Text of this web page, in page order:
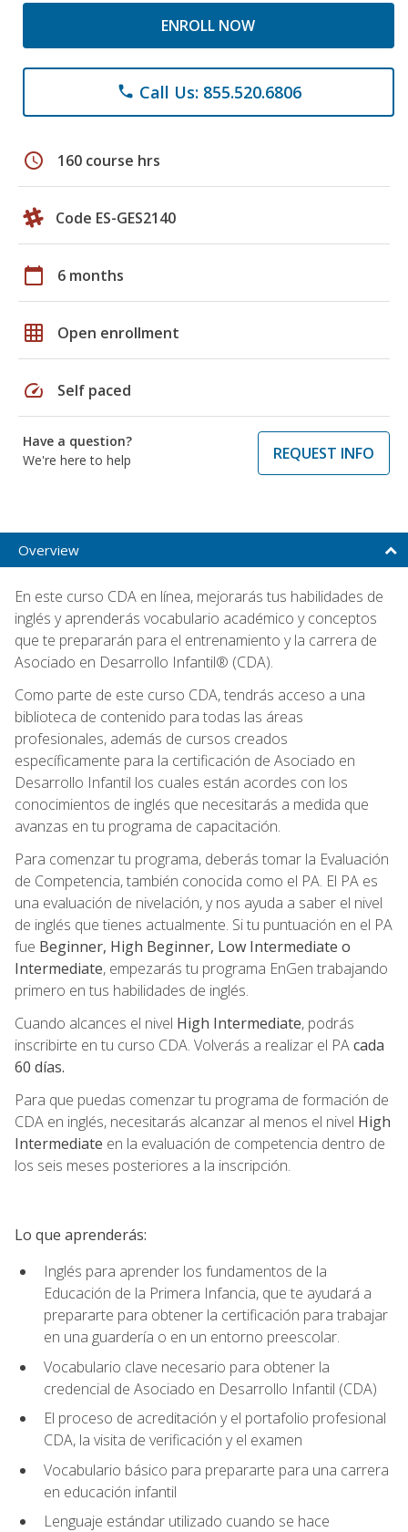
ENROLL NOW
phone Call Us: 855.520.6806
schedule 160 course hrs
Code ES-GES2140
calendar_today 6 months
grid_on Open enrollment
speed Self paced
Have a question?
We're here to help
REQUEST INFO
Overview
En este curso CDA en línea, mejorarás tus habilidades de
inglés y aprenderás vocabulario académico y conceptos
que te prepararán para el entrenamiento y la carrera de
Asociado en Desarrollo Infantil® (CDA).
Como parte de este curso CDA, tendrás acceso a una
biblioteca de contenido para todas las áreas
profesionales, además de cursos creados
específicamente para la certificación de Asociado en
Desarrollo Infantil los cuales están acordes con los
conocimientos de inglés que necesitarás a medida que
avanzas en tu programa de capacitación.
Para comenzar tu programa, deberás tomar la Evaluación
de Competencia, también conocida como el PA. El PA es
una evaluación de nivelación, y nos ayuda a saber el nivel
de inglés que tienes actualmente. Si tu puntuación en el PA
fue Beginner, High Beginner, Low Intermediate o
Intermediate, empezarás tu programa EnGen trabajando
primero en tus habilidades de inglés.
Cuando alcances el nivel High Intermediate, podrás
inscribirte en tu curso CDA. Volverás a realizar el PAcada
60 días.
Para que puedas comenzar tu programa de formación de
CDA en inglés, necesitarás alcanzar al menos el nivel High
Intermediate en la evaluación de competencia dentro de
los seis meses posteriores a la inscripción.
Lo que aprenderás:
Inglés para aprender los fundamentos de la
Educación de la Primera Infancia, que te ayudará a
prepararte para obtener la certificación para trabajar
en una guardería o en un entorno preescolar.
Vocabulario clave necesario para obtener la
credencial de Asociado en Desarrollo Infantil (CDA)
El proceso de acreditación y el portafolio profesional
CDA, la visita de verificación y el examen
Vocabulario básico para prepararte para una carrera
en educación infantil
Lenguaje estándar utilizado cuando se hace